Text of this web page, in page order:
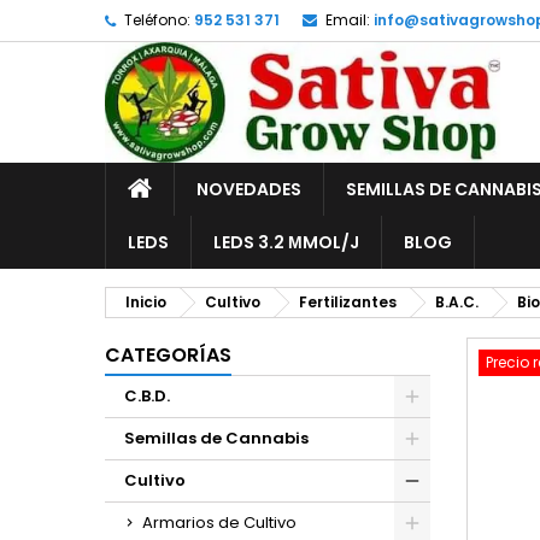
Teléfono: 952 531 371 Email:
INICIONOVEDADES SEMILLAS DE CANNABIS
LEDS LEDS 3.2 ΜMOL/J BLOG
Inicio Cultivo Fertilizantes B.A.C.
CATEGORÍAS
C.B.D.
Semillas de Cannabis
Cultivo
Armarios de Cultivo
Precio